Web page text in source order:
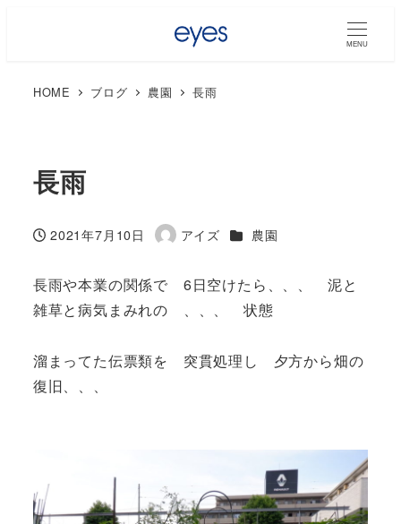
MENU
HOME ブログ 農園 長雨
長雨
投稿日
2021年7月10日
著
アイズ カテゴリー
農園
長雨や本業の関係で 6日空けたら、、、 泥と
雑草と病気まみれの 、、、 状態
溜まってた伝票類を 突貫処理し 夕方から畑の
復旧、、、